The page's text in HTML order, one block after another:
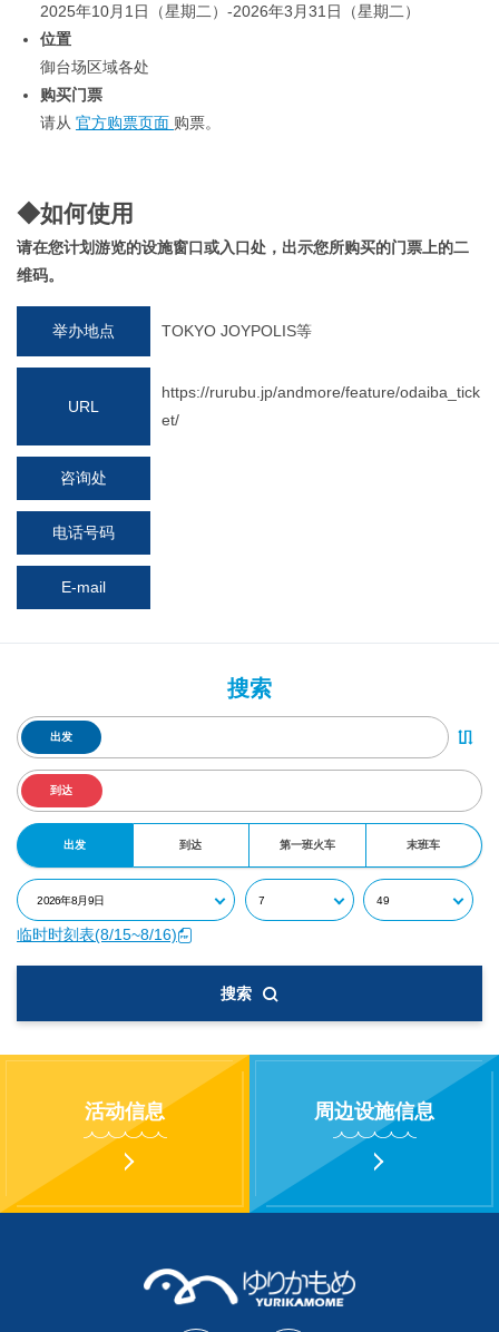
2025年10月1日（星期二）-2026年3月31日（星期二）
位置
御台场区域各处
购买门票
请从 官方购票页面 购票。
◆如何使用
请在您计划游览的设施窗口或入口处，出示您所购买的门票上的二
维码。
举办地点 TOKYO JOYPOLIS等
URL
https://rurubu.jp/andmore/feature/odaiba_tick
et/
咨询处
电话号码
E-mail
搜索
出发
到达
出发 到达 第一班火车 末班车
临时时刻表(8/15~8/16)
搜索
活动信息 周边设施信息